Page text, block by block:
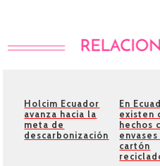
Holcim Ecuador
avanza hacia la
meta de
descarbonización
En
existen
hechos
envases
cartón